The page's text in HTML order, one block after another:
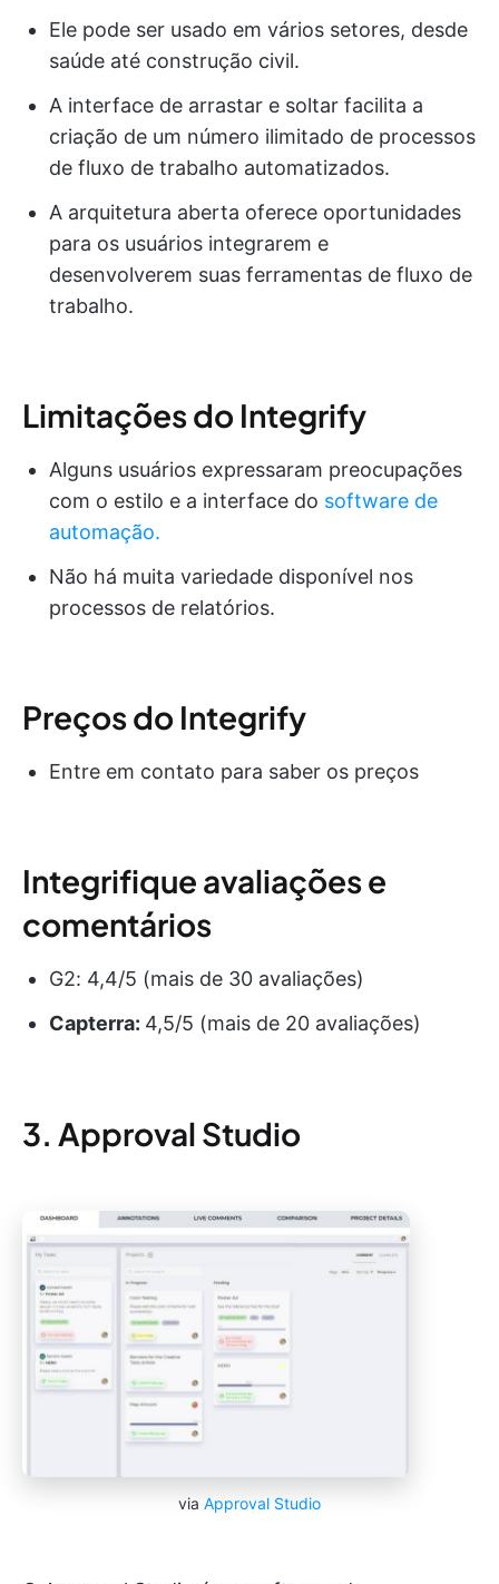
Ele pode ser usado em vários setores, desde
saúde até construção civil.
A interface de arrastar e soltar facilita a
criação de um número ilimitado de processos
de fluxo de trabalho automatizados.
A arquitetura aberta oferece oportunidades
para os usuários integrarem e
desenvolverem suas ferramentas de fluxo de
trabalho.
Limitações do Integrify
Alguns usuários expressaram preocupações
com o estilo e a interface do software de
automação.
Não há muita variedade disponível nos
processos de relatórios.
Preços do Integrify
Entre em contato para saber os preços
Integrifique avaliações e
comentários
G2: 4,4/5 (mais de 30 avaliações)
Capterra: 4,5/5 (mais de 20 avaliações)
3. Approval Studio
via Approval Studio